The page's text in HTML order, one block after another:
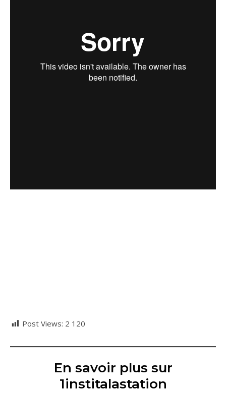
Post Views: 2 120
En savoir plus sur
1institalastation